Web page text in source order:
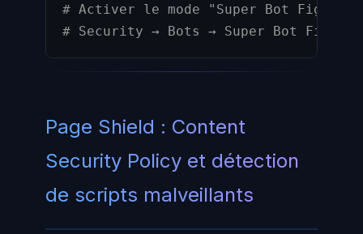
# Activer le mode "Super Bot Fight"
# Security → Bots → Super Bot Fight
Page Shield : Content
Security Policy et détection
de scripts malveillants